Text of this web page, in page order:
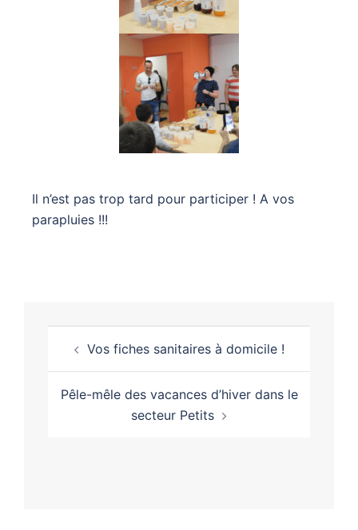
Il n’est pas trop tard pour participer ! A vos
parapluies !!!
Vos fiches sanitaires à domicile !
Pêle-mêle des vacances d’hiver dans le
secteur Petits